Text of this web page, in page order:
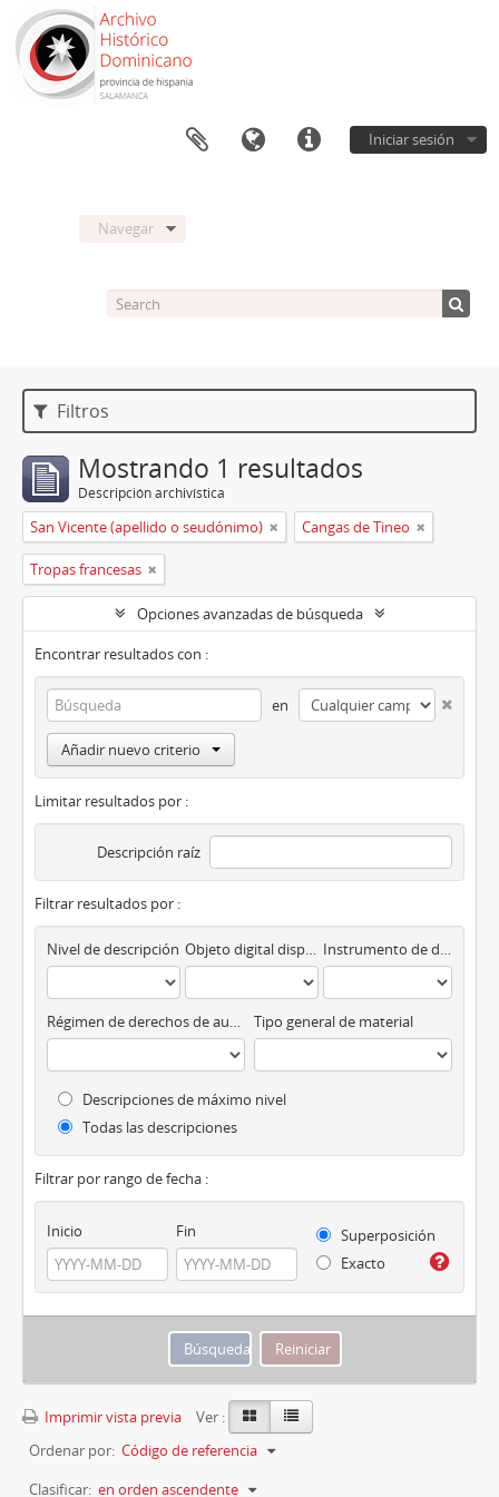
Iniciar sesión
Navegar
Filtros
Mostrando 1 resultados
Descripción archivística
San Vicente (apellido o seudónimo) Cangas de Tineo
Tropas francesas
Opciones avanzadas de búsqueda
Encontrar resultados con :
en
Añadir nuevo criterio
Limitar resultados por :
Descripción raíz
Filtrar resultados por :
Nivel de descripción Objeto digital disponibles Instrumento de descripción
Régimen de derechos de autor Tipo general de material
Descripciones de máximo nivel
Todas las descripciones
Filtrar por rango de fecha :
Inicio Fin
Superposición
Exacto
Imprimir vista previa
Ver :
Ordenar por: Código de referencia
Clasificar: en orden ascendente